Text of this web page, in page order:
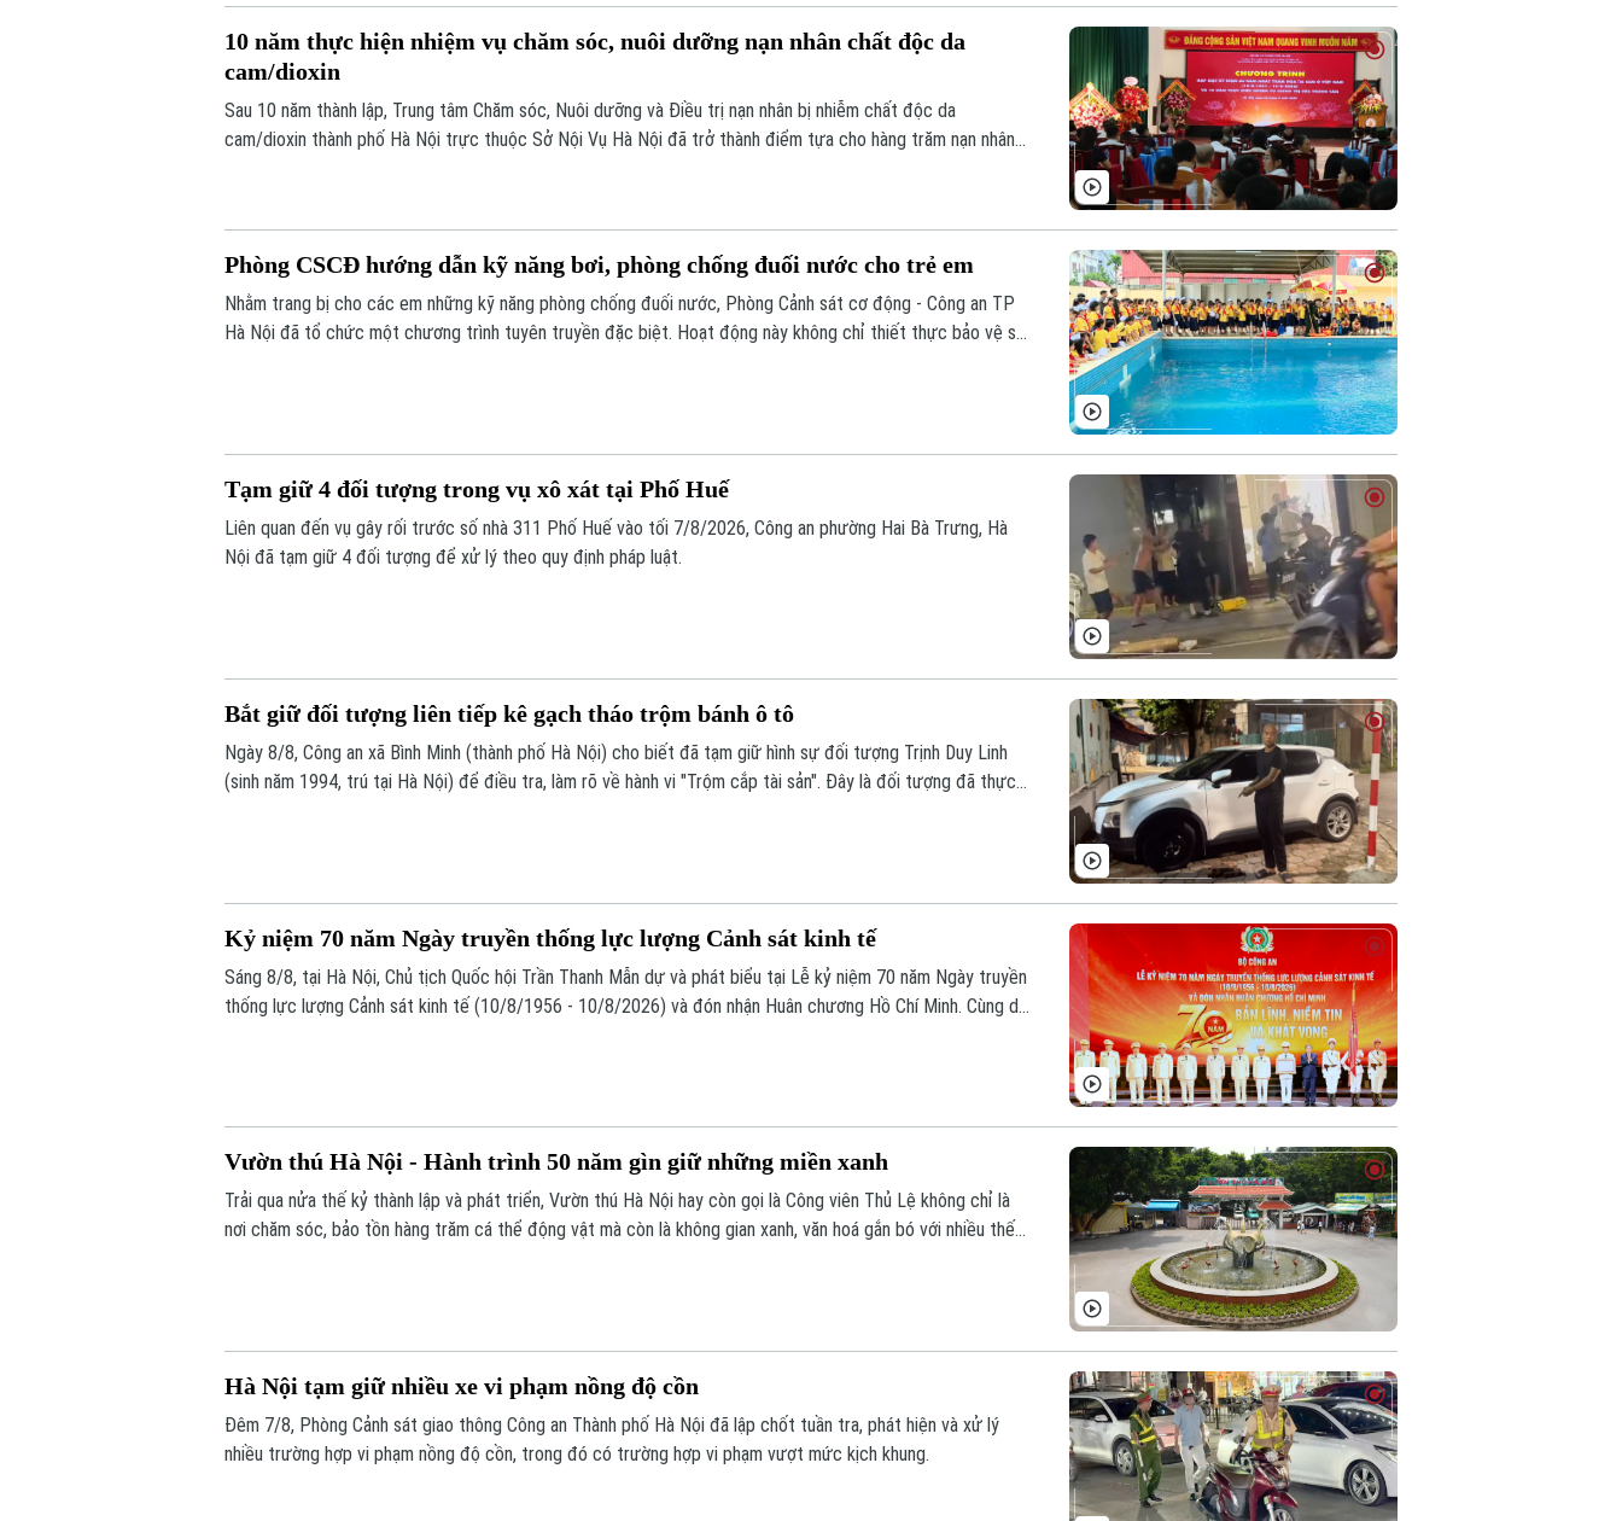
10 năm thực hiện nhiệm vụ chăm sóc, nuôi dưỡng nạn nhân chất độc da
cam/dioxin
Sau 10 năm thành lập, Trung tâm Chăm sóc, Nuôi dưỡng và Điều trị nạn nhân bị nhiễm chất độc da
cam/dioxin thành phố Hà Nội trực thuộc Sở Nội Vụ Hà Nội đã trở thành điểm tựa cho hàng trăm nạn nhân
Phòng CSCĐ hướng dẫn kỹ năng bơi, phòng chống đuối nước cho trẻ em
Nhằm trang bị cho các em những kỹ năng phòng chống đuối nước, Phòng Cảnh sát cơ động - Công an TP
Hà Nội đã tổ chức một chương trình tuyên truyền đặc biệt. Hoạt động này không chỉ thiết thực bảo vệ sự
Tạm giữ 4 đối tượng trong vụ xô xát tại Phố Huế
Liên quan đến vụ gây rối trước số nhà 311 Phố Huế vào tối 7/8/2026, Công an phường Hai Bà Trưng, Hà
Nội đã tạm giữ 4 đối tượng để xử lý theo quy định pháp luật.
Bắt giữ đối tượng liên tiếp kê gạch tháo trộm bánh ô tô
Ngày 8/8, Công an xã Bình Minh (thành phố Hà Nội) cho biết đã tạm giữ hình sự đối tượng Trịnh Duy Linh
(sinh năm 1994, trú tại Hà Nội) để điều tra, làm rõ về hành vi "Trộm cắp tài sản". Đây là đối tượng đã thực
Kỷ niệm 70 năm Ngày truyền thống lực lượng Cảnh sát kinh tế
Sáng 8/8, tại Hà Nội, Chủ tịch Quốc hội Trần Thanh Mẫn dự và phát biểu tại Lễ kỷ niệm 70 năm Ngày truyền
thống lực lượng Cảnh sát kinh tế (10/8/1956 - 10/8/2026) và đón nhận Huân chương Hồ Chí Minh. Cùng dự
Vườn thú Hà Nội - Hành trình 50 năm gìn giữ những miền xanh
Trải qua nửa thế kỷ thành lập và phát triển, Vườn thú Hà Nội hay còn gọi là Công viên Thủ Lệ không chỉ là
nơi chăm sóc, bảo tồn hàng trăm cá thể động vật mà còn là không gian xanh, văn hoá gắn bó với nhiều thế
Hà Nội tạm giữ nhiều xe vi phạm nồng độ cồn
Đêm 7/8, Phòng Cảnh sát giao thông Công an Thành phố Hà Nội đã lập chốt tuần tra, phát hiện và xử lý
nhiều trường hợp vi phạm nồng độ cồn, trong đó có trường hợp vi phạm vượt mức kịch khung.